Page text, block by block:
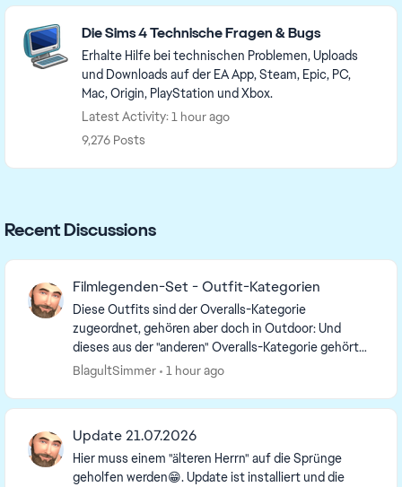
Featured Places
Die Sims 4 Technische Fragen & Bugs
Erhalte Hilfe bei technischen Problemen, Uploads
und Downloads auf der EA App, Steam, Epic, PC,
Mac, Origin, PlayStation und Xbox.
Latest Activity: 1 hour ago
9,276 Posts
Recent Discussions
Filmlegenden-Set - Outfit-Kategorien
Diese Outfits sind der Overalls-Kategorie
zugeordnet, gehören aber doch in Outdoor: Und
dieses aus der "anderen" Overalls-Kategorie gehört
doch in Sets: Gibt es für solche Zuordnungsfehler ...
BlagultSimmer 1 hour ago
Update 21.07.2026
Hier muss einem "älteren Herrn" auf die Sprünge
geholfen werden😁. Update ist installiert und die